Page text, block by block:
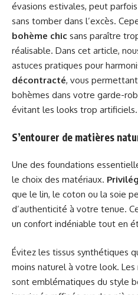
évasions estivales, peut
sans tomber dans l’excès.
bohème chic sans paraître
réalisable. Dans cet article,
astuces pratiques pour
décontracté, vous
bohèmes dans votre garde-
évitant les looks trop artificiels.
S’entourer de matières
Une des foundations
le choix des matériaux.
que le lin, le coton ou la soie
d’authenticité à votre tenue.
un confort indéniable tout en
Évitez les tissus synthétiques
moins naturel à votre look.
sont emblématiques du style